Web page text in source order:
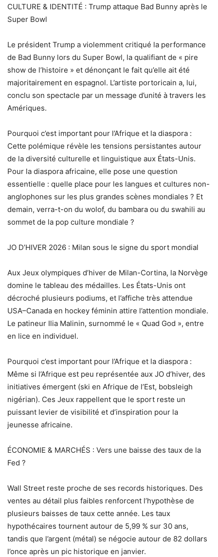
CULTURE & IDENTITÉ : Trump attaque Bad Bunny après le
Super Bowl
Le président Trump a violemment critiqué la performance
de Bad Bunny lors du Super Bowl, la qualifiant de « pire
show de l’histoire » et dénonçant le fait qu’elle ait été
majoritairement en espagnol. L’artiste portoricain a, lui,
conclu son spectacle par un message d’unité à travers les
Amériques.
Pourquoi c’est important pour l’Afrique et la diaspora :
Cette polémique révèle les tensions persistantes autour
de la diversité culturelle et linguistique aux États-Unis.
Pour la diaspora africaine, elle pose une question
essentielle : quelle place pour les langues et cultures non-
anglophones sur les plus grandes scènes mondiales ? Et
demain, verra-t-on du wolof, du bambara ou du swahili au
sommet de la pop culture mondiale ?
JO D’HIVER 2026 : Milan sous le signe du sport mondial
Aux Jeux olympiques d’hiver de Milan-Cortina, la Norvège
domine le tableau des médailles. Les États-Unis ont
décroché plusieurs podiums, et l’affiche très attendue
USA–Canada en hockey féminin attire l’attention mondiale.
Le patineur Ilia Malinin, surnommé le « Quad God », entre
en lice en individuel.
Pourquoi c’est important pour l’Afrique et la diaspora :
Même si l’Afrique est peu représentée aux JO d’hiver, des
initiatives émergent (ski en Afrique de l’Est, bobsleigh
nigérian). Ces Jeux rappellent que le sport reste un
puissant levier de visibilité et d’inspiration pour la
jeunesse africaine.
ÉCONOMIE & MARCHÉS : Vers une baisse des taux de la
Fed ?
Wall Street reste proche de ses records historiques. Des
ventes au détail plus faibles renforcent l’hypothèse de
plusieurs baisses de taux cette année. Les taux
hypothécaires tournent autour de 5,99 % sur 30 ans,
tandis que l’argent (métal) se négocie autour de 82 dollars
l’once après un pic historique en janvier.